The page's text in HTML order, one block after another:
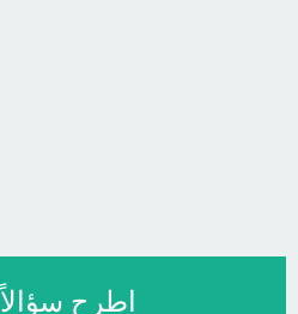
اطرح سؤالاً